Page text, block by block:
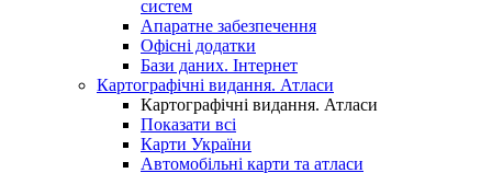
систем
Апаратне забезпечення
Офісні додатки
Бази даних. Інтернет
Картографічні видання. Атласи
Картографічні видання. Атласи
Показати всі
Карти України
Автомобільні карти та атласи